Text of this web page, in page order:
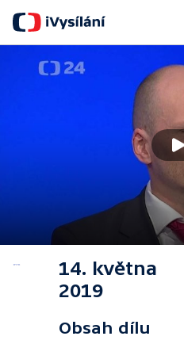
14. května
2019
Obsah dílu